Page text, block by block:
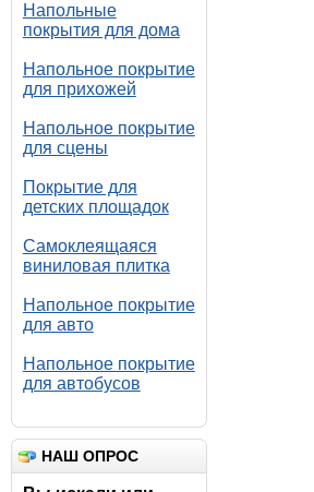
Напольные
покрытия для дома
Напольное покрытие
для прихожей
Напольное покрытие
для сцены
Покрытие для
детских площадок
Самоклеящаяся
виниловая плитка
Напольное покрытие
для авто
Напольное покрытие
для автобусов
НАШ ОПРОС